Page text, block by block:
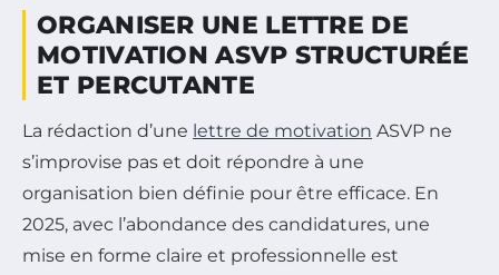
ORGANISER UNE LETTRE DE
MOTIVATION ASVP STRUCTURÉE
ET PERCUTANTE
La rédaction d’une lettre de motivation ASVP ne
s’improvise pas et doit répondre à une
organisation bien définie pour être efficace. En
2025, avec l’abondance des candidatures, une
mise en forme claire et professionnelle est